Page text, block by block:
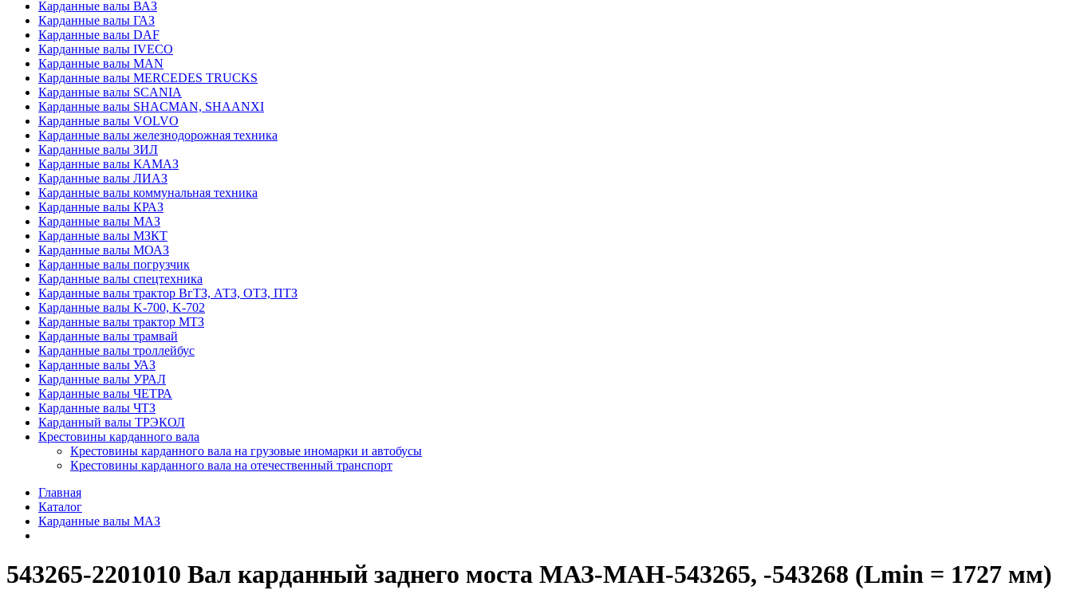
Карданные валы ВАЗ
Карданные валы ГАЗ
Карданные валы DAF
Карданные валы IVECO
Карданные валы MAN
Карданные валы MERCEDES TRUCKS
Карданные валы SCANIA
Карданные валы SHACMAN, SHAANXI
Карданные валы VOLVO
Карданные валы железнодорожная техника
Карданные валы ЗИЛ
Карданные валы КАМАЗ
Карданные валы ЛИАЗ
Карданные валы коммунальная техника
Карданные валы КРАЗ
Карданные валы МАЗ
Карданные валы МЗКТ
Карданные валы МОАЗ
Карданные валы погрузчик
Карданные валы спецтехника
Карданные валы трактор ВгТЗ, АТЗ, ОТЗ, ПТЗ
Карданные валы K-700, K-702
Карданные валы трактор МТЗ
Карданные валы трамвай
Карданные валы троллейбус
Карданные валы УАЗ
Карданные валы УРАЛ
Карданные валы ЧЕТРА
Карданные валы ЧТЗ
Карданный валы ТРЭКОЛ
Крестовины карданного вала
Крестовины карданного вала на грузовые иномарки и автобусы
Крестовины карданного вала на отечественный транспорт
Главная
Каталог
Карданные валы МАЗ
543265-2201010 Вал карданный заднего моста МАЗ-МАН-543265, -543268 (Lmin = 1727 мм)